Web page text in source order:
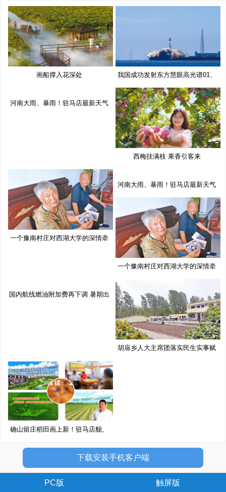
画船撑入花深处
我国成功发射东方慧眼高光谱01、
02
河南大雨、暴雨！驻马店最新天气
西梅挂满枝 果香引客来
一个豫南村庄对西湖大学的深情牵
河南大雨、暴雨！驻马店最新天气
预
一个豫南村庄对西湖大学的深情牵
国内航线燃油附加费再下调 暑期出
胡庙乡人大主席团落实民生实事赋
确山留庄稻田画上新！驻马店舰、
下载安装手机客户端
PC版 触屏版